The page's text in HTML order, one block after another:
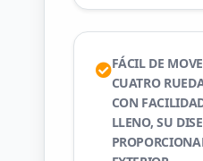
FÁCIL DE
CUATRO
CON
LLENO, SU